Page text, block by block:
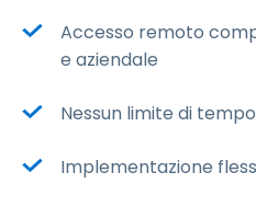
Accesso remoto
e aziendale
Nessun limite di
Implementazione